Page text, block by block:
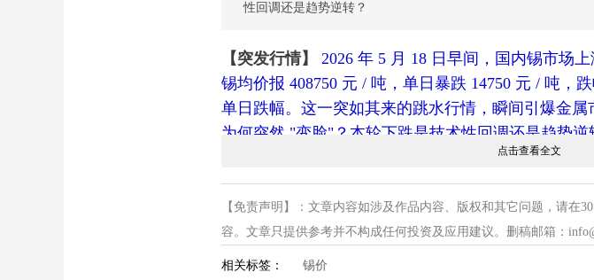
性回调还是趋势逆转？
【突发行情】
2026 年 5 月 18 日早间，国内锡市场
锡均价报 408750 元 / 吨，单日暴跌 14750 元 / 吨，
单日跌幅。这一突如其来的跳水行情，瞬间引爆金
为何突然 "变脸"？本轮下跌是技术性回调还是趋势逆
内外宏观共振引爆锡价暴跌！美元强势 + 美股重挫 +
今日锡价遭遇重挫，核心导火索是内外宏观面共振
元指数站稳 99 关口五连涨、30 年期美债收益率突破
以美元计价的金属估值；上周五美股全线重挫，纳指
点击查看全文
【免责声明】：文章内容如涉及作品内容、版权和其它问题，请在
容。文章只提供参考并不构成任何投资及应用建议。删稿邮箱：
相关标签： 锡价